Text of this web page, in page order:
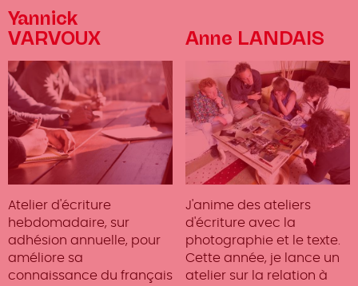
Yannick
VARVOUX
Atelier d'écriture
hebdomadaire, sur
adhésion annuelle, pour
améliore sa
connaissance du français
Anne LANDAIS
J'anime des ateliers
d'écriture avec la
photographie et le texte.
Cette année, je lance un
atelier sur la relation à